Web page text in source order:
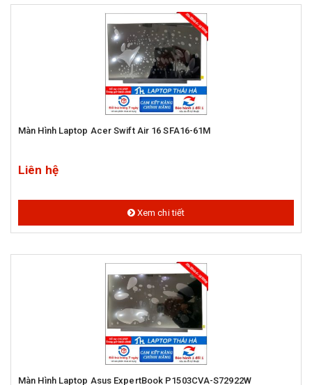
Màn Hình Laptop Acer Swift Air 16 SFA16-61M
Liên hệ
Xem chi tiết
Màn Hình Laptop Asus ExpertBook P1503CVA-S72922W